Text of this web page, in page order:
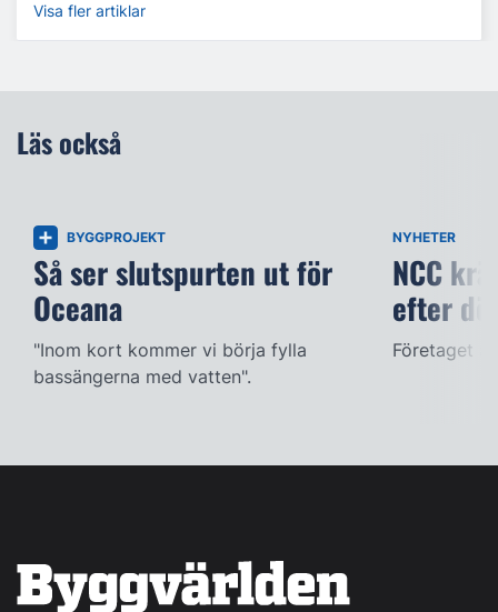
Visa fler artiklar
Läs också
BYGGPROJEKT
Så ser slutspurten ut för
Oceana
"Inom kort kommer vi börja fylla
bassängerna med vatten".
NYHETER
NCC
efter
Företaget